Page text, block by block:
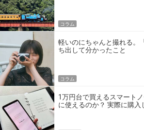
コラム
軽いのにちゃんと撮れる。
ち出して分かったこと
コラム
1万円台で買えるスマート
に使えるのか？ 実際に購入